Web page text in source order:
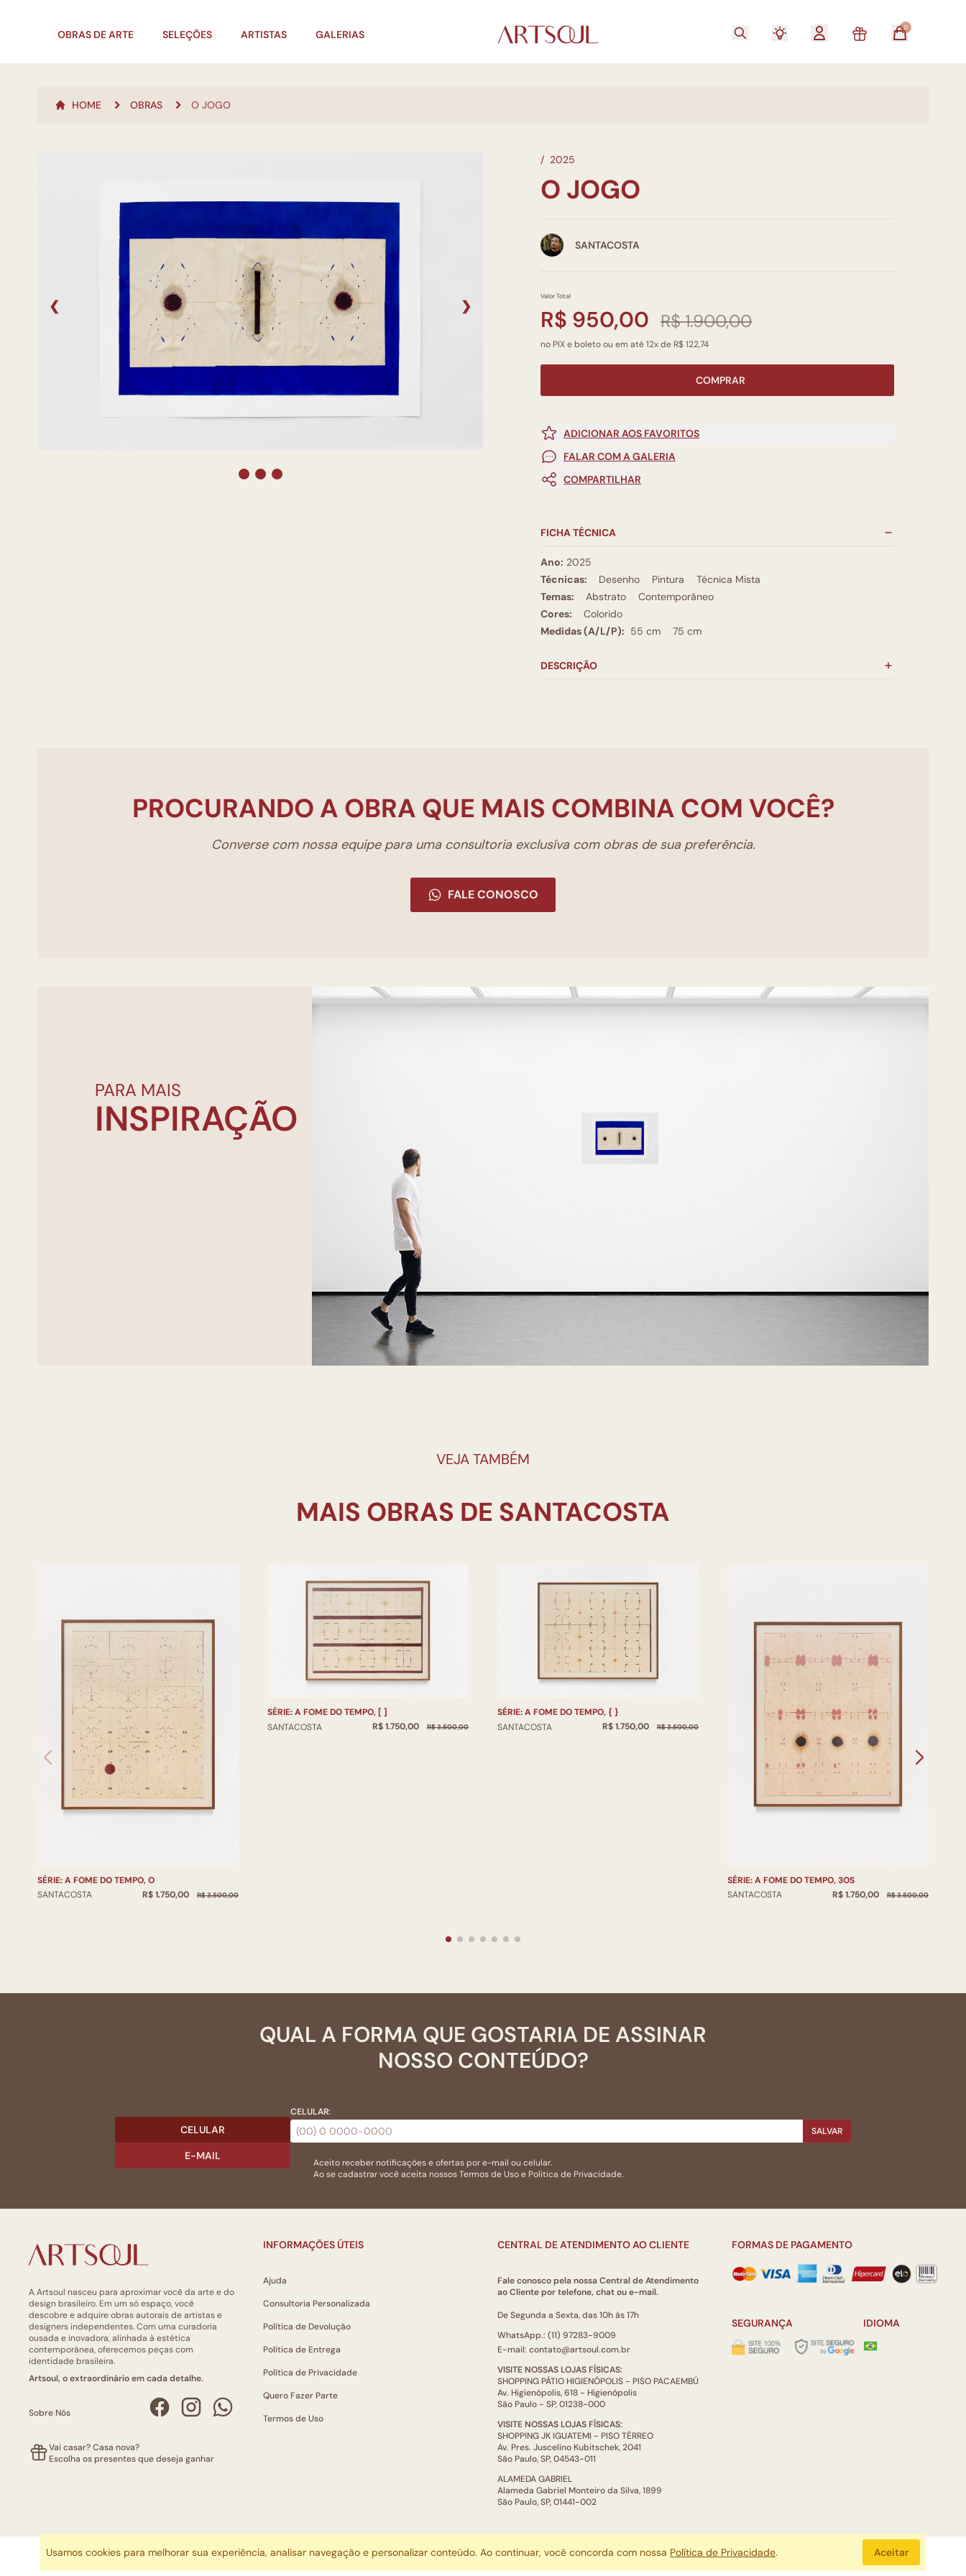
OBRAS DE ARTE SELEÇÕES ARTISTAS GALERIAS
0
HOME OBRAS O JOGO
❮ ❯
/ 2025
O JOGO
SANTACOSTA
Valor Total
R$ 950,00 R$ 1.900,00
no PIX e boleto ou em até 12x de R$ 122,74
COMPRAR
ADICIONAR AOS FAVORITOS
FALAR COM A GALERIA
COMPARTILHAR
FICHA TÉCNICA
Ano: 2025
Técnicas:
Desenho Pintura
Técnica Mista
Temas:
Abstrato
Contemporâneo
Cores:
Colorido
Medidas (A/L/P): 55 cm 75 cm
DESCRIÇÃO
PROCURANDO A OBRA QUE MAIS COMBINA COM VOCÊ?
Converse com nossa equipe para uma consultoria exclusíva com obras de sua preferência.
FALE CONOSCO
PARA MAIS
INSPIRAÇÃO
VEJA TAMBÉM
SÉRIE: A FOME DO TEMPO, O
SANTACOSTA
R$ 1.750,00 R$ 3.500,00
SÉRIE: A FOME DO TEMPO, [ ]
SANTACOSTA
R$ 1.750,00 R$ 3.500,00
SÉRIE: A FOME DO TEMPO, { }
SANTACOSTA
R$ 1.750,00 R$ 3.500,00
SÉRIE: A FOME DO TEMPO, 3OS
SANTACOSTA
R$ 1.750,00 R$ 3.500,00
QUAL A FORMA QUE GOSTARIA DE ASSINAR
NOSSO CONTEÚDO?
CELULAR
E-MAIL
CELULAR:
SALVAR
Aceito receber notificações e ofertas por e-mail ou celular.
Ao se cadastrar você aceita nossosTermos de Usoe Politica de Privacidade.
A Artsoul nasceu para aproximar você da arte e do
design brasileiro. Em um só espaço, você
descobre e adquire obras autorais de artistas e
designers independentes. Com uma curadoria
ousada e inovadora, alinhada à estética
contemporânea, oferecemos peças com
identidade brasileira.
Artsoul, o extraordinário em cada detalhe.
Sobre Nós
Vai casar? Casa nova?
Escolha os presentes que deseja ganhar
INFORMAÇÕES ÚTEIS
Ajuda
Consultoria Personalizada
Política de Devolução
Política de Entrega
Política de Privacidade
Quero Fazer Parte
Termos de Uso
CENTRAL DE ATENDIMENTO AO CLIENTE
Fale conosco pela nossa Central de Atendimento
ao Cliente por telefone, chat ou e-mail.
De Segunda a Sexta, das 10h às 17h
WhatsApp.: (11) 97283-9009
E-mail: contato@artsoul.com.br
VISITE NOSSAS LOJAS FÍSICAS:
SHOPPING PÁTIO HIGIENÓPOLIS - PISO PACAEMBÚ
Av. Higienópolis, 618 - Higienópolis
São Paulo - SP, 01238-000
VISITE NOSSAS LOJAS FÍSICAS:
SHOPPING JK IGUATEMI - PISO TÉRREO
Av. Pres. Juscelino Kubitschek, 2041
São Paulo, SP, 04543-011
ALAMEDA GABRIEL
Alameda Gabriel Monteiro da Silva, 1899
São Paulo, SP, 01441-002
FORMAS DE PAGAMENTO
SEGURANÇA IDIOMA
ARTSOUL COMUNICAÇÃO DIGITAL LTDA | CNPJ: 29.752.781/0001-52
Usamos cookies para melhorar sua experiência, analisar navegação e personalizar conteúdo. Ao continuar, você concorda com nossa Política de Privacidade. Aceitar